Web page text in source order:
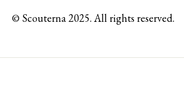
© Scouterna 2025. All rights reserved.